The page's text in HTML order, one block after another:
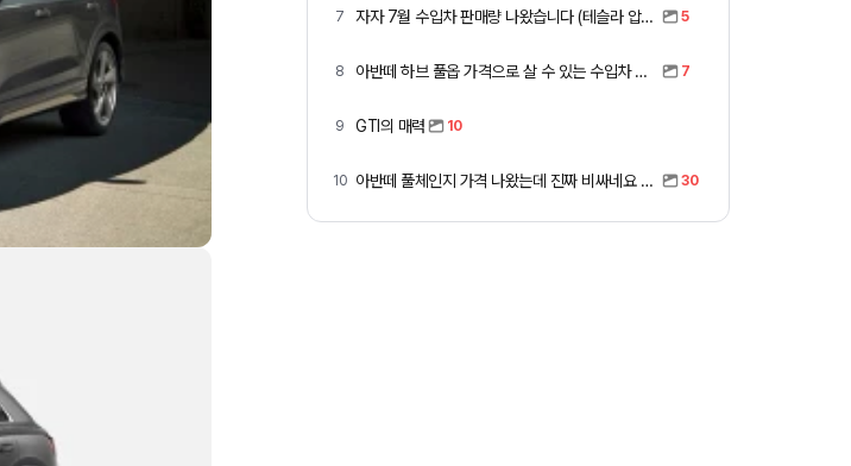
7 자자 7월 수입차 판매량 나왔습니다 (테슬라 압도적) 5
8 아반떼 하브 풀옵 가격으로 살 수 있는 수입차 모아봤습니다 (중고 포함) 7
9 GTI의 매력 10
10 아반떼 풀체인지 가격 나왔는데 진짜 비싸네요 ㅎㅎ 30